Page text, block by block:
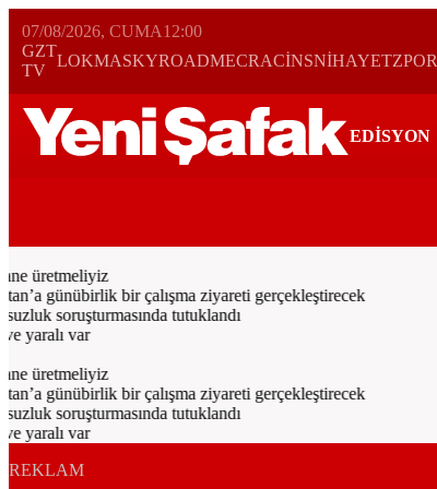
07/08/2026, CUMA12:00
GZT
TV
LOKMASKYROADMECRACİNSNİHAYETZPOR
EDİSYON
üretmeliyiz
günübirlik bir çalışma ziyareti gerçekleştirecek
soruşturmasında tutuklandı
yaralı var
üretmeliyiz
günübirlik bir çalışma ziyareti gerçekleştirecek
soruşturmasında tutuklandı
yaralı var
REKLAM